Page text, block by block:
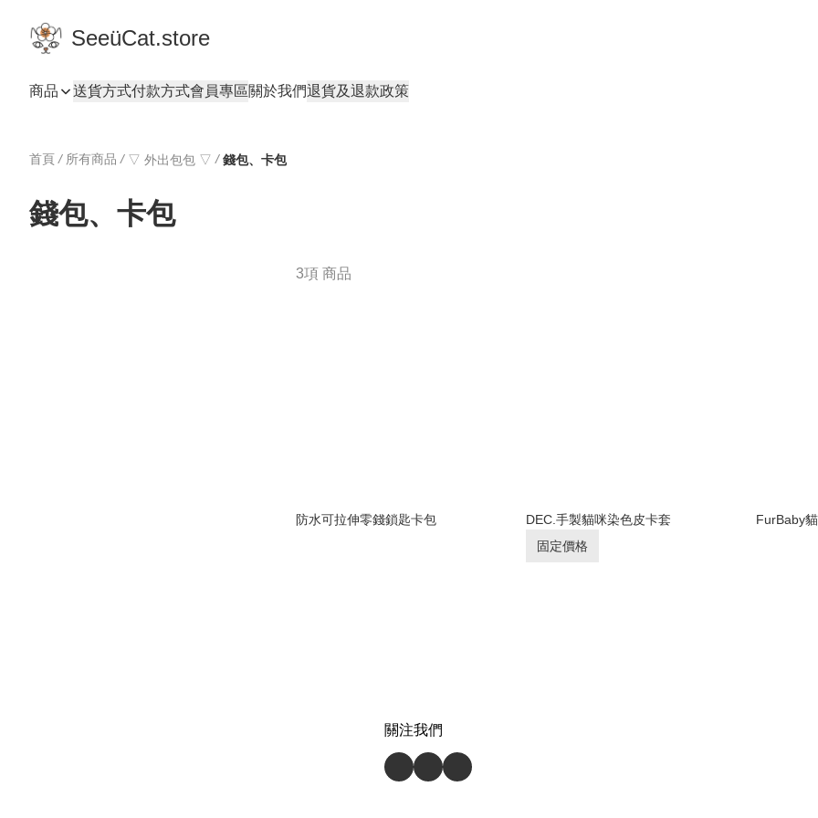
SeeüCat.store
商品 送貨方式付款方式會員專區關於我們退貨及退款政策
首頁 / 所有商品 / ▽ 外出包包 ▽ / 錢包、卡包
錢包、卡包
3項 商品
防水可拉伸零錢鎖匙卡包
DEC.手製貓咪染色皮卡套
固定價格
FurBaby
關注我們